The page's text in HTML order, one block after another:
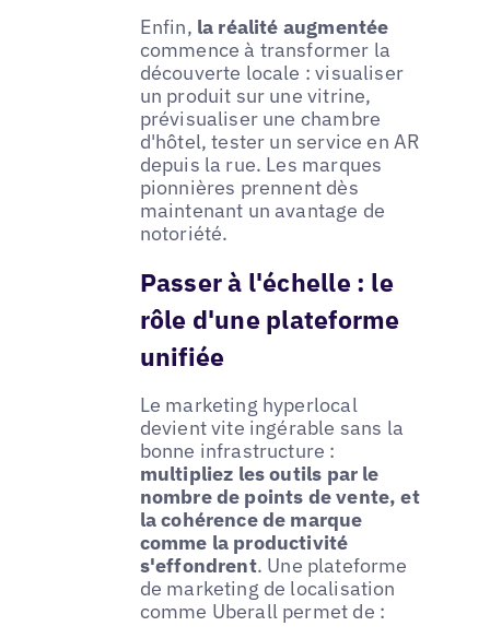
Enfin, la réalité augmentée
commence à transformer la
découverte locale : visualiser
un produit sur une vitrine,
prévisualiser une chambre
d'hôtel, tester un service en AR
depuis la rue. Les marques
pionnières prennent dès
maintenant un avantage de
notoriété.
Passer à l'échelle : le
rôle d'une plateforme
unifiée
Le marketing hyperlocal
devient vite ingérable sans la
bonne infrastructure :
multipliez les outils par le
nombre de points de vente, et
la cohérence de marque
comme la productivité
s'effondrent. Une plateforme
de marketing de localisation
comme Uberall permet de :